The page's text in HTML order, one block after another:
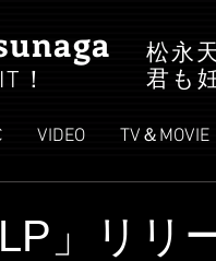
！
松永
君も
VIDEO TV＆MOVIE
」リリ